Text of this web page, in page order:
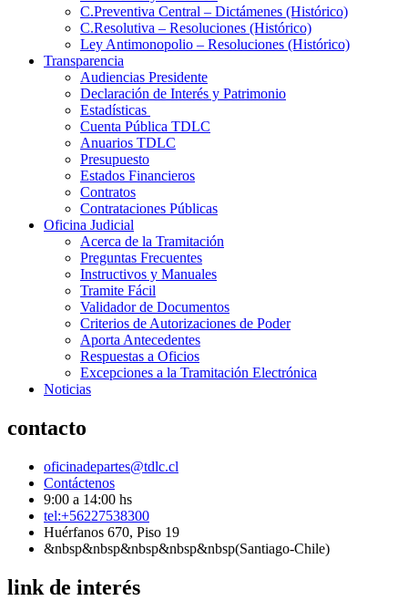
C.Preventiva Central – Dictámenes (Histórico)
C.Resolutiva – Resoluciones (Histórico)
Ley Antimonopolio – Resoluciones (Histórico)
Transparencia
Audiencias Presidente
Declaración de Interés y Patrimonio
Estadísticas
Cuenta Pública TDLC
Anuarios TDLC
Presupuesto
Estados Financieros
Contratos
Contrataciones Públicas
Oficina Judicial
Acerca de la Tramitación
Preguntas Frecuentes
Instructivos y Manuales
Tramite Fácil
Validador de Documentos
Criterios de Autorizaciones de Poder
Aporta Antecedentes
Respuestas a Oficios
Excepciones a la Tramitación Electrónica
Noticias
contacto
oficinadepartes@tdlc.cl
Contáctenos
9:00 a 14:00 hs
tel:+56227538300
Huérfanos 670, Piso 19
&nbsp&nbsp&nbsp&nbsp&nbsp(Santiago-Chile)
link de interés